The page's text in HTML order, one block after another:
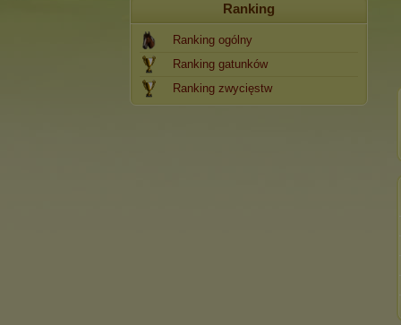
Ranking
Ranking ogólny
Ranking gatunków
Ranking zwycięstw